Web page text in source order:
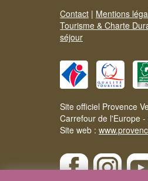
Contact | Mentions
Tourisme & Charte
séjour
Site officiel Provence
Carrefour de l'Europe
Site web :